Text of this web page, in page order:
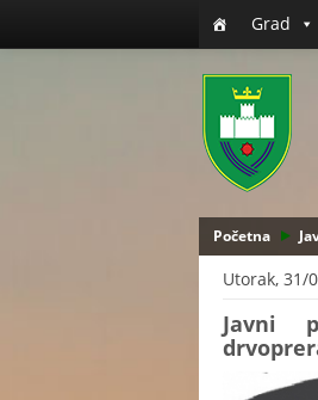
Grad
Početna
Utorak, 31/
Javni